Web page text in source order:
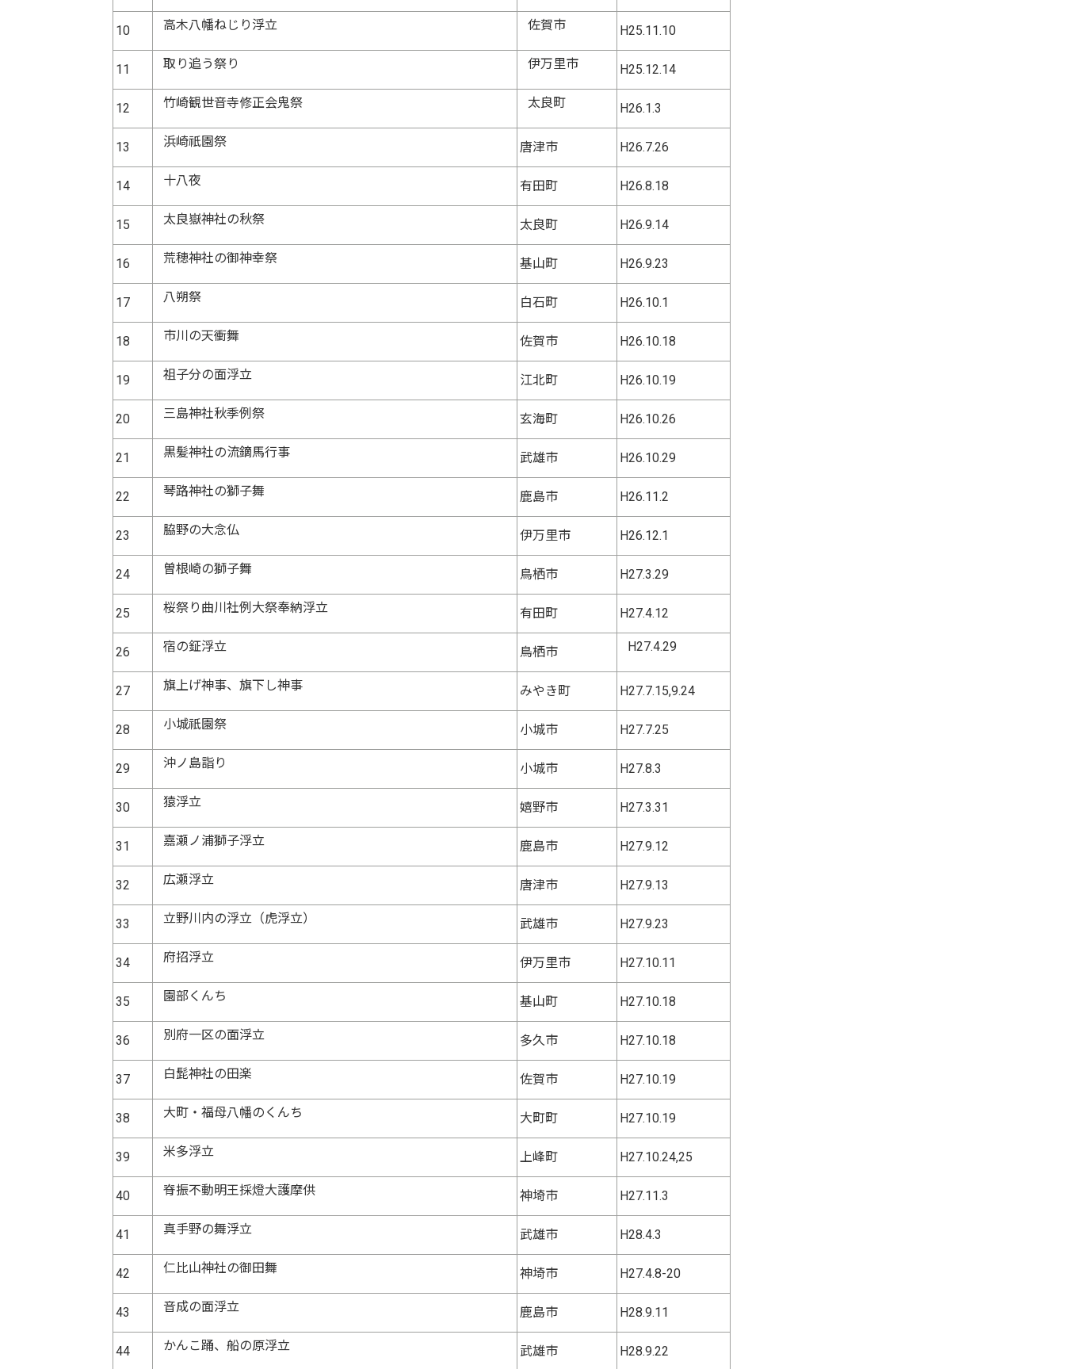
10 高木八幡ねじり浮立 佐賀市 H25.11.10
11 取り追う祭り 伊万里市 H25.12.14
12 竹崎観世音寺修正会鬼祭 太良町 H26.1.3
13 浜崎祇園祭 唐津市 H26.7.26
14 十八夜 有田町 H26.8.18
15 太良嶽神社の秋祭 太良町 H26.9.14
16 荒穂神社の御神幸祭 基山町 H26.9.23
17 八朔祭 白石町 H26.10.1
18 市川の天衝舞 佐賀市 H26.10.18
19 祖子分の面浮立 江北町 H26.10.19
20 三島神社秋季例祭 玄海町 H26.10.26
21 黒髪神社の流鏑馬行事 武雄市 H26.10.29
22 琴路神社の獅子舞 鹿島市 H26.11.2
23 脇野の大念仏 伊万里市 H26.12.1
24 曽根崎の獅子舞 鳥栖市 H27.3.29
25 桜祭り曲川社例大祭奉納浮立 有田町 H27.4.12
26 宿の鉦浮立 鳥栖市 H27.4.29
27 旗上げ神事、旗下し神事 みやき町 H27.7.15,9.24
28 小城祇園祭 小城市 H27.7.25
29 沖ノ島詣り 小城市 H27.8.3
30 猿浮立 嬉野市 H27.3.31
31 嘉瀬ノ浦獅子浮立 鹿島市 H27.9.12
32 広瀬浮立 唐津市 H27.9.13
33 立野川内の浮立（虎浮立） 武雄市 H27.9.23
34 府招浮立 伊万里市 H27.10.11
35 園部くんち 基山町 H27.10.18
36 別府一区の面浮立 多久市 H27.10.18
37 白髭神社の田楽 佐賀市 H27.10.19
38 大町・福母八幡のくんち 大町町 H27.10.19
39 米多浮立 上峰町 H27.10.24,25
40 脊振不動明王採燈大護摩供 神埼市 H27.11.3
41 真手野の舞浮立 武雄市 H28.4.3
42 仁比山神社の御田舞 神埼市 H27.4.8-20
43 音成の面浮立 鹿島市 H28.9.11
44 かんこ踊、船の原浮立 武雄市 H28.9.22